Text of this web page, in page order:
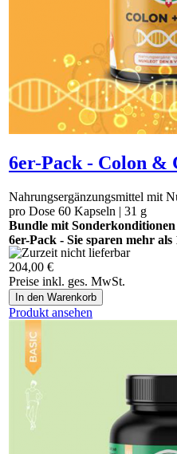
6er-Pack - Colon &
Nahrungsergänzungsmittel mit
pro Dose 60 Kapseln | 31 g
Bundle mit Sonderkonditionen
6er-Pack - Sie sparen mehr
Bitte bestellen Sie das Produkt ab
https://vegananatura.ch/thuja.
204,00 €
Preise inkl. ges. MwSt.
Produkt ansehen